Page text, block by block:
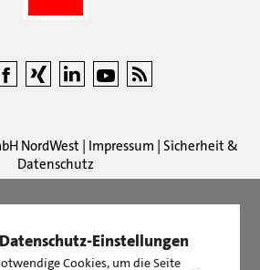
NordWest Impressum Sicherheit &
Datenschutz
NordWest hat von 5Sternen
Einstellungen
Cookies, um die Seite